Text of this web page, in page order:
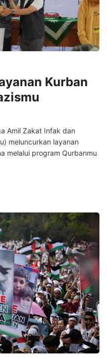
Kurban
Amil Zakat Infak dan
meluncurkan layanan
melalui program Qurbanmu